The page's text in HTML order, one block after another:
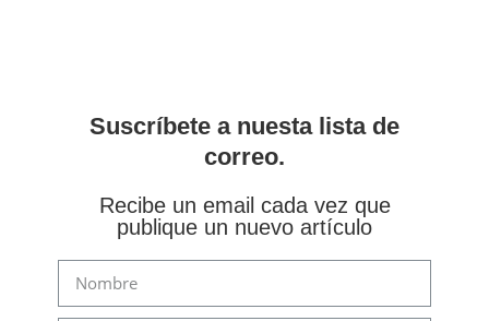
Suscríbete a nuesta lista de
correo.
Recibe un email cada vez que
publique un nuevo artículo